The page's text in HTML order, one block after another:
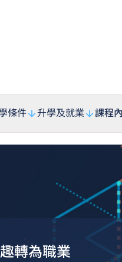
條件 升學及就業 課程
轉為職業